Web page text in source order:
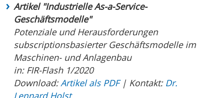
Artikel "Industrielle As-a-Service-
Geschäftsmodelle"
Potenziale und Herausforderungen
subscriptionsbasierter Geschäftsmodelle im
Maschinen- und Anlagenbau
in: FIR-Flash 1/2020
Download:Artikel als PDF| Kontakt: Dr.